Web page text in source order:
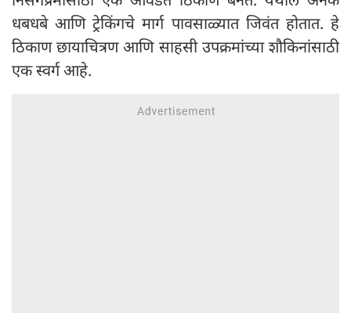
धबधबे आणि ट्रेकिंगचे मार्ग पावसाळ्यात जिवंत होतात. हे
ठिकाण छायाचित्रण आणि साहसी उपक्रमांच्या शौकिनांसाठी
एक स्वर्ग आहे.